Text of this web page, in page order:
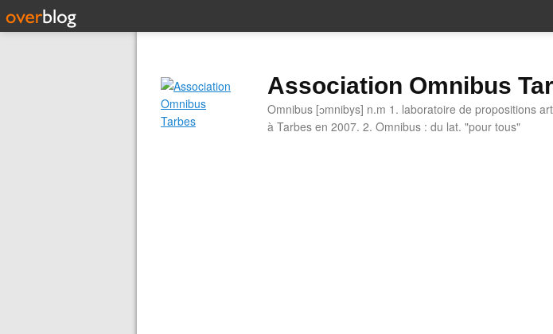
Association Omnibus
Omnibus [ɔmnibys] n.m 1. laboratoire de propositions
à Tarbes en 2007. 2. Omnibus : du lat. "pour tous"